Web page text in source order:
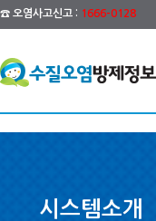
☎ 오염사고신고 : 1666-0128
시스템소개